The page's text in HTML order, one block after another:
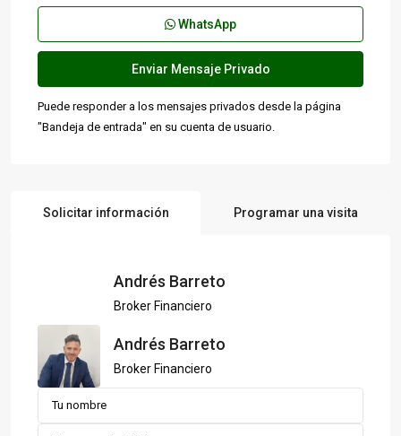
WhatsApp
Puede responder a los mensajes privados desde la página
"Bandeja de entrada" en su cuenta de usuario.
Solicitar información Programar una visita
Andrés Barreto
Broker Financiero
Andrés Barreto
Broker Financiero